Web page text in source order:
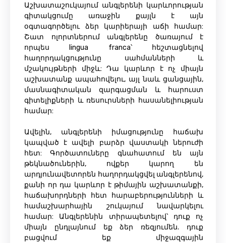
Աշխատաշուկայում անգլերենի կարևորության
գիտակցումը առաջին քայլն է այն
օգտագործելու ձեր կարիերայի աճի համար:
Շատ ոլորտներում անգլերենը ծառայում է
որպես lingua franca՝ հեշտացնելով
հաղորդակցությունը սահմանների և
մշակույթների միջև: Դա կարևոր է ոչ միայն
աշխատանք ապահովելու, այլ նաև ցանցային,
մասնագիտական ​​զարգացման և հարուստ
գիտելիքների և ռեսուրսների հասանելիության
համար:
Ավելին, անգլերենի իմացությունը հաճախ
կապված է ավելի բարձր վաստակի ներուժի
հետ: Գործատուները գնահատում են այն
թեկնածուներին, ովքեր կարող են
արդյունավետորեն հաղորդակցվել անգլերենով,
քանի որ դա կարևոր է թիմային աշխատանքի,
հաճախորդների հետ հարաբերությունների և
համաշխարհային շուկայում նավարկելու
համար: Անգլերենին տիրապետելով՝ դուք ոչ
միայն ընդլայնում եք ձեր ռեզյումեն. դուք
բացվում եք միջազգային